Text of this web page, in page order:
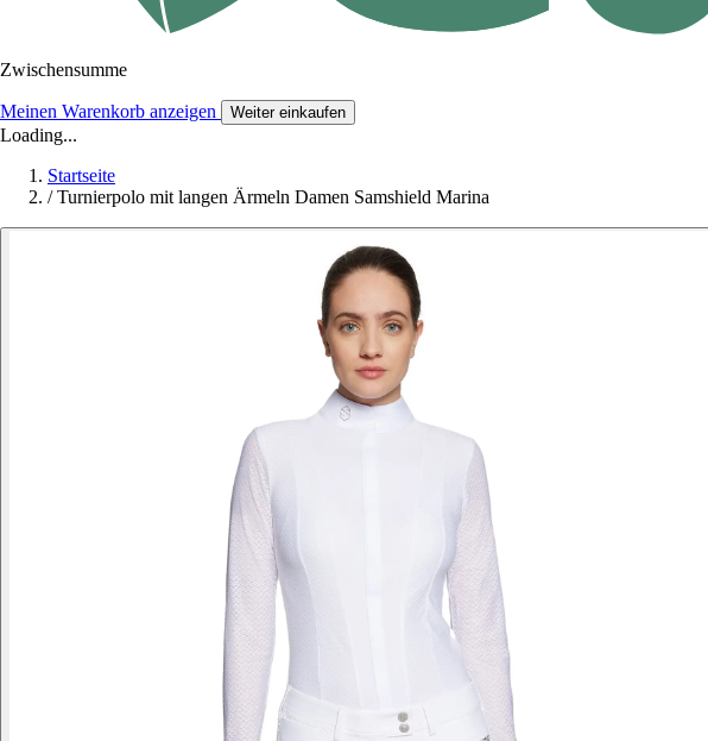
Zwischensumme
Meinen Warenkorb anzeigen Weiter einkaufen
Loading...
Startseite
/ Turnierpolo mit langen Ärmeln Damen Samshield Marina